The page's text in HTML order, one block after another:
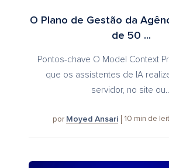
O Plano de Gestão da
de 50 ...
Pontos-chave O Model Context
que os assistentes de IA
servidor, no site
por Moyed Ansari 10 min de